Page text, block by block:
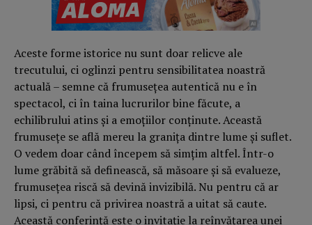
Aceste forme istorice nu sunt doar relicve ale
trecutului, ci oglinzi pentru sensibilitatea noastră
actuală – semne că frumuseţea autentică nu e în
spectacol, ci în taina lucrurilor bine făcute, a
echilibrului atins şi a emoţiilor conţinute. Această
frumuseţe se află mereu la graniţa dintre lume şi suflet.
O vedem doar când începem să simţim altfel. Într-o
lume grăbită să definească, să măsoare şi să evalueze,
frumuseţea riscă să devină invizibilă. Nu pentru că ar
lipsi, ci pentru că privirea noastră a uitat să caute.
Această conferinţă este o invitaţie la reînvăţarea unei